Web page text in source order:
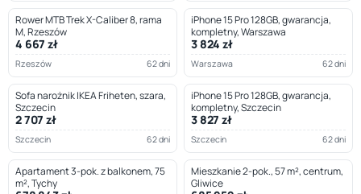
Rower MTB Trek X-Caliber 8, rama
M, Rzeszów
4 667 zł
Rzeszów 62 dni
iPhone 15 Pro 128GB, gwarancja,
kompletny, Warszawa
3 824 zł
Warszawa 62 dni
Sofa narożnik IKEA Friheten, szara,
Szczecin
2 707 zł
Szczecin 62 dni
iPhone 15 Pro 128GB, gwarancja,
kompletny, Szczecin
3 827 zł
Szczecin 62 dni
Apartament 3-pok. z balkonem, 75
m², Tychy
Mieszkanie 2-pok., 57 m², centrum,
Gliwice